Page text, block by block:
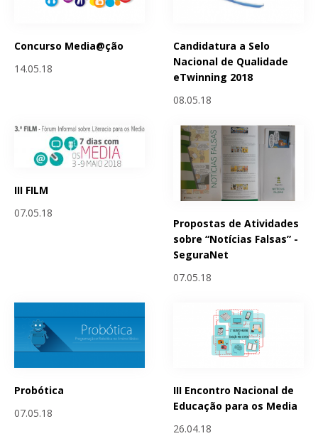
Concurso Media@ção
14.05.18
Candidatura a Selo
Nacional de Qualidade
eTwinning 2018
08.05.18
III FILM
07.05.18
Propostas de Atividades
sobre “Notícias Falsas” -
SeguraNet
07.05.18
Probótica
07.05.18
III Encontro Nacional de
Educação para os Media
26.04.18